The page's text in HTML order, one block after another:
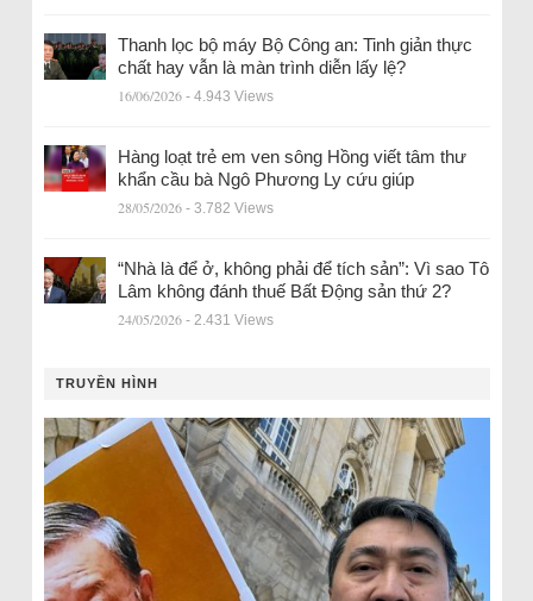
Thanh lọc bộ máy Bộ Công an: Tinh giản thực
chất hay vẫn là màn trình diễn lấy lệ?
16/06/2026 - 4.943 Views
Hàng loạt trẻ em ven sông Hồng viết tâm thư
khẩn cầu bà Ngô Phương Ly cứu giúp
28/05/2026 - 3.782 Views
“Nhà là để ở, không phải để tích sản”: Vì sao Tô
Lâm không đánh thuế Bất Động sản thứ 2?
24/05/2026 - 2.431 Views
TRUYỀN HÌNH